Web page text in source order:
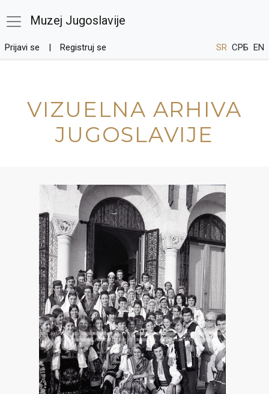
Muzej Jugoslavije
Prijavi se Registruj se SR СРБ EN
VIZUELNA ARHIVA
JUGOSLAVIJE